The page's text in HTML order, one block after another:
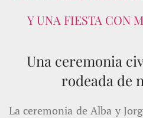
Y UNA FIESTA CON
Una ceremonia
rodeada de
La ceremonia de Alba y